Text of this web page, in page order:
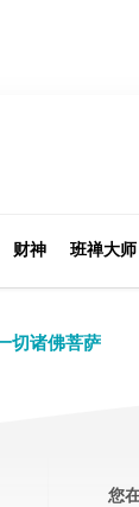
财神 班禅大师
切诸佛菩萨
您